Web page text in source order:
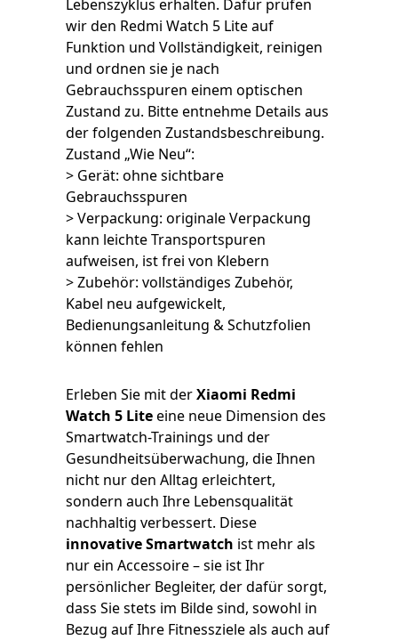
Lebenszyklus erhalten. Dafür prüfen
wir den Redmi Watch 5 Lite auf
Funktion und Vollständigkeit, reinigen
und ordnen sie je nach
Gebrauchsspuren einem optischen
Zustand zu. Bitte entnehme Details aus
der folgenden Zustandsbeschreibung.
Zustand „Wie Neu“:
> Gerät: ohne sichtbare
Gebrauchsspuren
> Verpackung: originale Verpackung
kann leichte Transportspuren
aufweisen, ist frei von Klebern
> Zubehör: vollständiges Zubehör,
Kabel neu aufgewickelt,
Bedienungsanleitung & Schutzfolien
können fehlen
Erleben Sie mit derXiaomi Redmi
Watch 5 Liteeine neue Dimension des
Smartwatch-Trainings und der
Gesundheitsüberwachung, die Ihnen
nicht nur den Alltag erleichtert,
sondern auch Ihre Lebensqualität
nachhaltig verbessert. Diese
innovative Smartwatch ist mehr als
nur ein Accessoire – sie ist Ihr
persönlicher Begleiter, der dafür sorgt,
dass Sie stets im Bilde sind, sowohl in
Bezug auf Ihre Fitnessziele als auch auf